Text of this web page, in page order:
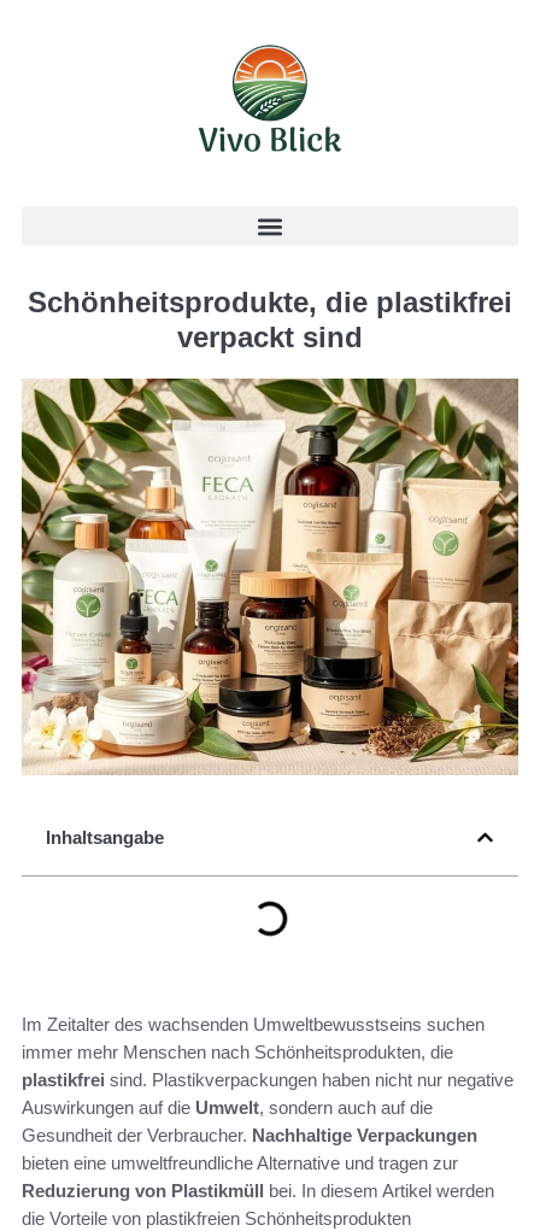
Schönheitsprodukte, die plastikfrei
verpackt sind
Inhaltsangabe
Im Zeitalter des wachsenden Umweltbewusstseins suchen
immer mehr Menschen nach Schönheitsprodukten, die
plastikfrei sind. Plastikverpackungen haben nicht nur negative
Auswirkungen auf die Umwelt, sondern auch auf die
Gesundheit der Verbraucher. Nachhaltige Verpackungen
bieten eine umweltfreundliche Alternative und tragen zur
Reduzierung von Plastikmüll bei. In diesem Artikel werden
die Vorteile von plastikfreien Schönheitsprodukten